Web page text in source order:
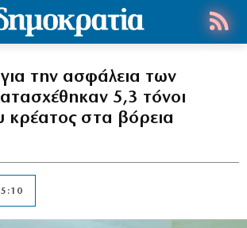
την ασφάλεια των
5,3 τόνοι
κρέατος στα βόρεια